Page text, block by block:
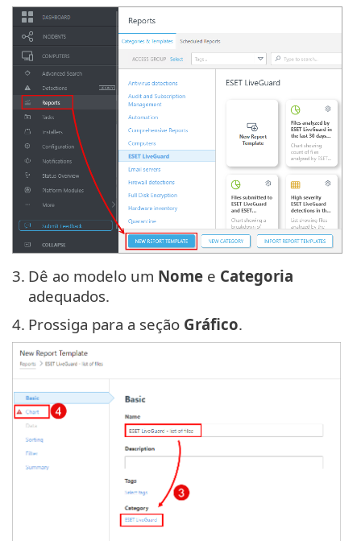
3. Dê ao modelo um Nome e Categoria
adequados.
4. Prossiga para a seção Gráfico.